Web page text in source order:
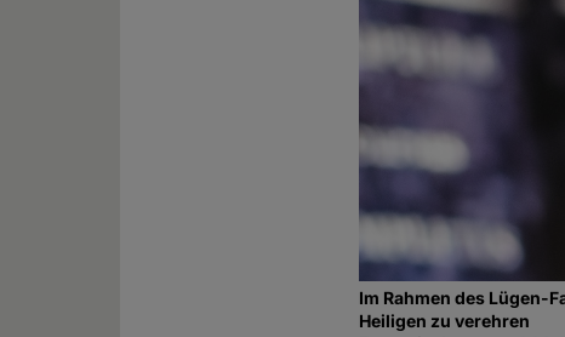
Im Rahmen des Lügen-
Heiligen zu verehren